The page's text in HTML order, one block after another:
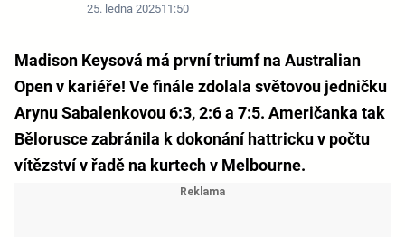
25. ledna 202511:50
Madison Keysová má první triumf na Australian
Open v kariéře! Ve finále zdolala světovou jedničku
Arynu Sabalenkovou 6:3, 2:6 a 7:5. Američanka tak
Bělorusce zabránila k dokonání hattricku v počtu
vítězství v řadě na kurtech v Melbourne.